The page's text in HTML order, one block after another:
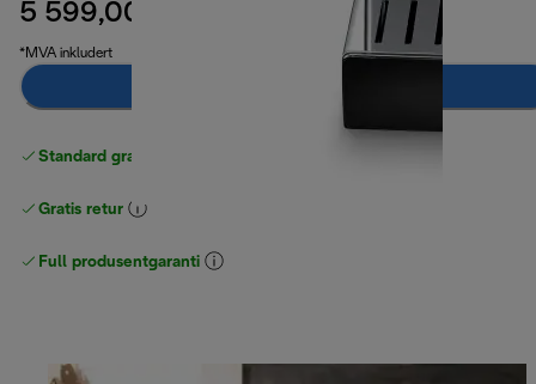
5 599,00 kr opprinnelig pris 7 999,00 kr
*MVA inkludert
Standard gratis levering
Gratis retur
Full produsentgaranti